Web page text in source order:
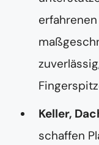
Keller,
schaffen